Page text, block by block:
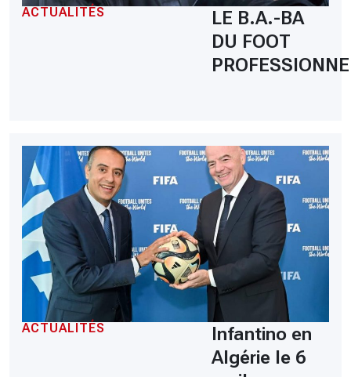
ACTUALITÉS
LE B.A.-BA
DU FOOT
ACTUALITÉS
Infantino en
Algérie le 6